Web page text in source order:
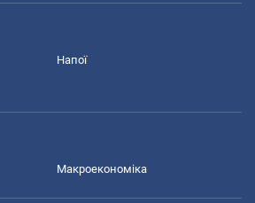
Напої
Макроекономіка